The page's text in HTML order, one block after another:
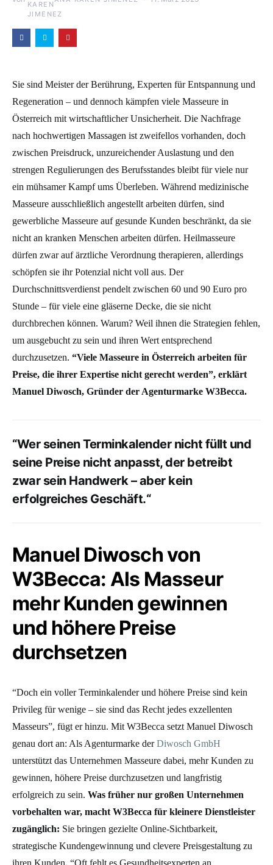
Sie sind Meister der Berührung, Experten für Entspannung und
Regeneration – und dennoch kämpfen viele Masseure in
Österreich mit wirtschaftlicher Unsicherheit. Die Nachfrage
nach hochwertigen Massagen ist zweifellos vorhanden, doch
zwischen Preisdruck, unzureichender Auslastung und den
strengen Regulierungen des Berufsstandes bleibt für viele nur
ein mühsamer Kampf ums Überleben. Während medizinische
Masseure ausschließlich angestellt arbeiten dürfen, sind
gewerbliche Masseure auf gesunde Kunden beschränkt, da sie
nicht an kranken Menschen arbeiten dürfen. Heilmasseure
dürfen zwar auf ärztliche Verordnung therapieren, allerdings
schöpfen sie ihr Potenzial nicht voll aus. Der
Durchschnittsverdienst pendelt zwischen 60 und 90 Euro pro
Stunde – für viele eine gläserne Decke, die sie nicht
durchbrechen können. Warum? Weil ihnen die Strategien fehlen,
um ausgebucht zu sein und ihren Wert entsprechend
durchzusetzen. “Viele Masseure in Österreich arbeiten für
Preise, die ihrer Expertise nicht gerecht werden”, erklärt
Manuel Diwosch, Gründer der Agenturmarke W3Becca.
“Wer seinen Terminkalender nicht füllt und
seine Preise nicht anpasst, der betreibt
zwar sein Handwerk – aber kein
erfolgreiches Geschäft.“
Manuel Diwosch von
W3Becca: Als Masseur
mehr Kunden gewinnen
und höhere Preise
durchsetzen
“Doch ein voller Terminkalender und höhere Preise sind kein
Privileg für wenige – sie sind das Recht jedes exzellenten
Masseurs”, fügt er hinzu. Mit W3Becca setzt Manuel Diwosch
genau dort an: Als Agenturmarke derDiwosch GmbH
unterstützt das Unternehmen Masseure dabei, mehr Kunden zu
gewinnen, höhere Preise durchzusetzen und langfristig
erfolgreich zu sein. Was früher nur großen Unternehmen
vorbehalten war, macht W3Becca für kleinere Dienstleister
zugänglich: Sie bringen gezielte Online-Sichtbarkeit,
strategische Kundengewinnung und clevere Preisgestaltung zu
ihren Kunden. “Oft fehlt es Gesundheitsexperten an